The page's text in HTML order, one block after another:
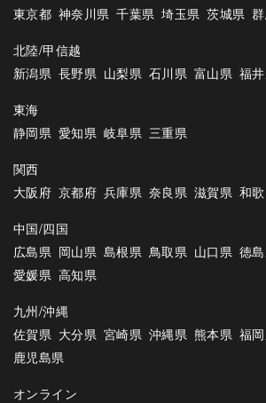
東京都 神奈川県 千葉県 埼玉県 茨城県
北陸/甲信越
新潟県 長野県 山梨県 石川県 富山県 福
東海
静岡県 愛知県 岐阜県 三重県
関西
大阪府 京都府 兵庫県 奈良県 滋賀県 和
中国/四国
広島県 岡山県 島根県 鳥取県 山口県 徳
愛媛県 高知県
九州/沖縄
佐賀県 大分県 宮崎県 沖縄県 熊本県 福
鹿児島県
オンライン